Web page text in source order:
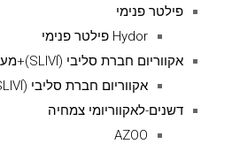
פילטר פנימי
Hydor פילטר פנימי
אקווריום חברת סליבי (SLIVIׂׂ)+מעמד
אקווריום חברת סליבי (SLIVIׂׂ)+מעמד
דשנים-לאקווריומי צמחיה
AZOO